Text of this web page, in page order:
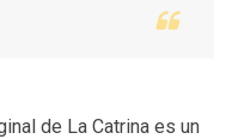
de La Catrina es un